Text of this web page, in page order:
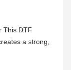
a strong,